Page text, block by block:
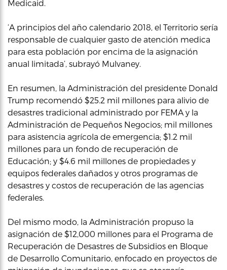
Medicaid.
‘A principios del año calendario 2018, el Territorio sería
responsable de cualquier gasto de atención medica
para esta población por encima de la asignación
anual limitada’, subrayó Mulvaney.
En resumen, la Administración del presidente Donald
Trump recomendó $25.2 mil millones para alivio de
desastres tradicional administrado por FEMA y la
Administración de Pequeños Negocios; mil millones
para asistencia agrícola de emergencia; $1.2 mil
millones para un fondo de recuperación de
Educación; y $4.6 mil millones de propiedades y
equipos federales dañados y otros programas de
desastres y costos de recuperación de las agencias
federales.
Del mismo modo, la Administración propuso la
asignación de $12,000 millones para el Programa de
Recuperación de Desastres de Subsidios en Bloque
de Desarrollo Comunitario, enfocado en proyectos de